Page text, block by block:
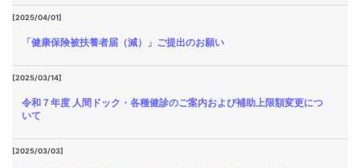
[2025/04/01]
「健康保険被扶養者届（減）」ご提出のお願い
[2025/03/14]
令和７年度 人間ドック・各種健診のご案内および補助上限額変更につ
いて
[2025/03/03]